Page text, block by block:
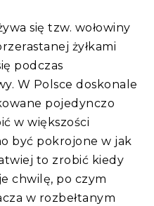
się tzw. wołowiny
żyłkami
podczas
W Polsce doskonale
pojedynczo
w większości
być pokrojone w jak
to zrobić kiedy
chwilę, po czym
w rozbełtanym